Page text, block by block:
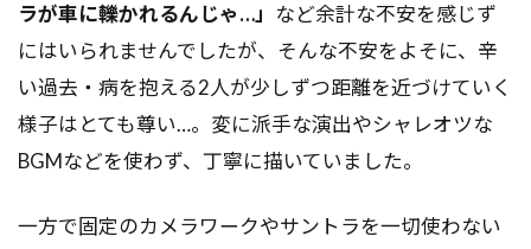
ラが車に轢かれるんじゃ…」 など余計な不安を感じず
にはいられませんでしたが、そんな不安をよそに、辛
い過去・病を抱える2人が少しずつ距離を近づけていく
様子はとても尊い…。変に派手な演出やシャレオツな
BGMなどを使わず、丁寧に描いていました。
一方で固定のカメラワークやサントラを一切使わない